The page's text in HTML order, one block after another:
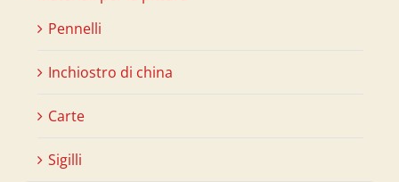
Pennelli
Inchiostro di china
Carte
Sigilli